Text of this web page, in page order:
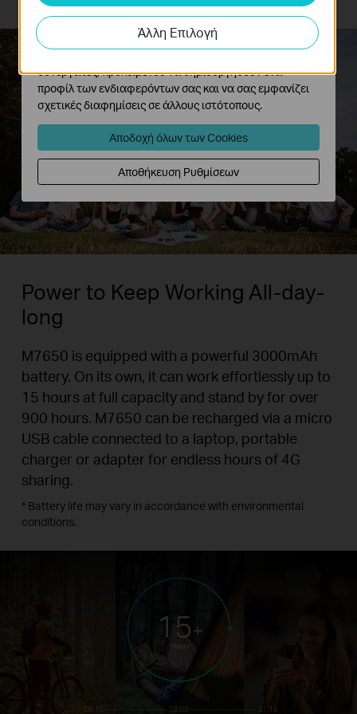
Power to Keep Working All-day-
long
M7650 is equipped with a powerful 3000mAh
battery. On its own, it can work effortlessly up to
15 hours at full capacity and stand by for over
900 hours. M7650 can be recharged via a micro
USB cable connected to a laptop, portable
charger or adapter for endless hours of 4G
sharing.
* Battery life may vary in accordance with environmental
conditions.
Άλλη Επιλογή
λειτουργικότητα του ιστότοπού μας.
Τα διαφημιστικά cookie μπορούν να ρυθμιστούν μέσω
συνεργάτες, προκειμένου να δημιουργήσουν ένα
προφίλ των ενδιαφερόντων σας και να σας εμφανίζει
σχετικές διαφημίσεις σε άλλους ιστότοπους.
Αποδοχή όλων των Cookies
Αποθήκευση Ρυθμίσεων